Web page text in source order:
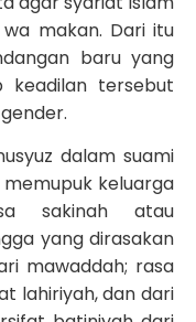
makan. Dari itu
baru yang
keadilan tersebut
dalam suami
keluarga
sakinah atau
yang dirasakan
mawaddah; rasa
lahiriyah, dan dari